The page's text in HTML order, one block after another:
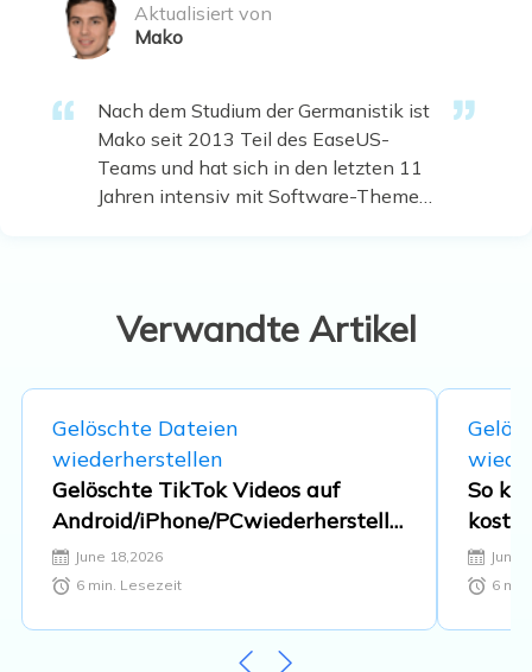
Aktualisiert von
Mako
Nach dem Studium der Germanistik ist
Mako seit 2013 Teil des EaseUS-
Teams und hat sich in den letzten 11
Jahren intensiv mit Software-Themen
Multimedia-Software. …
Verwandte Artikel
Gelöschte Dateien
wiederherstellen
Gelöschte TikTok Videos auf
Android/iPhone/PCwiederherstelle
n (Schnelle Lösungen)
June 18,2026
6min. Lesezeit
So
June
6